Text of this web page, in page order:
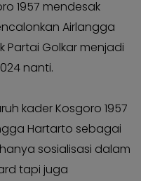
1957 mendesak
Airlangga
Partai Golkar menjadi
nanti.
kader Kosgoro 1957
Hartarto sebagai
sosialisasi dalam
tapi juga